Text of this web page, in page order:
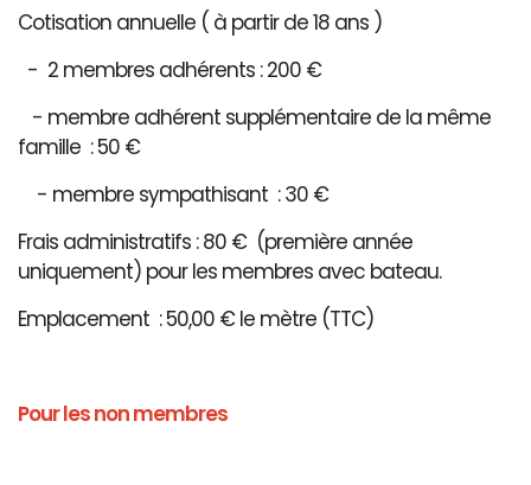
Cotisation annuelle ( à partir de 18 ans )
- 2 membres adhérents : 200 €
- membre adhérent supplémentaire de la même
famille : 50 €
- membre sympathisant : 30 €
Frais administratifs : 80 € (première année
uniquement) pour les membres avec bateau.
Emplacement : 50,00 € le mètre (TTC)
Pour les non membres